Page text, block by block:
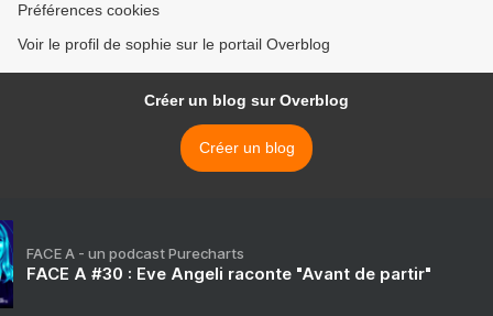
Préférences cookies
Voir le profil de sophie sur le portail Overblog
Créer un blog sur Overblog
Créer un blog
FACE A - un podcast Purecharts
FACE A #30 : Eve Angeli raconte "Avant de partir"